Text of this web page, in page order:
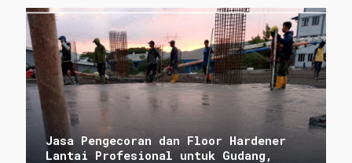
Jasa Pengecoran dan Floor Hardener
Lantai Profesional untuk Gudang,